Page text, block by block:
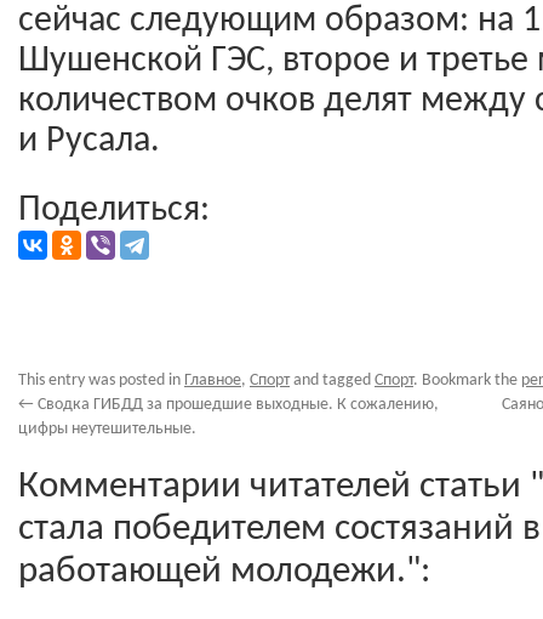
сейчас следующим образом: на
Шушенской ГЭС, второе и
количеством очков делят
и Русала.
Поделиться:
This entry was posted in Главное, Спортand tagged Спорт. Bookmark the
← Сводка ГИБДД за прошедшие выходные. К сожалению,
цифры неутешительные.
Комментарии читателей
стала победителем состязаний
работающей молодежи.":